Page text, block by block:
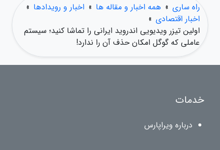
راه ساری » همه اخبار و مقاله ها » اخبار و رویدادها »
اخبار اقتصادی »
اولین تیزر ویدیویی اندروید ایرانی را تماشا کنید؛ سیستم
عاملی که گوگل امکان حذف آن را ندارد!
خدمات
درباره ویراپارس